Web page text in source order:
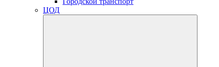
ЦОД